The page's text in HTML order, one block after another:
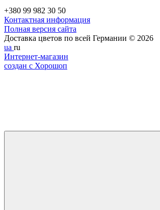
+380 99 982 30 50
Контактная информация
Полная версия сайта
Доставка цветов по всей Германии © 2026
ua ru
Интернет-магазин
создан с Хорошоп